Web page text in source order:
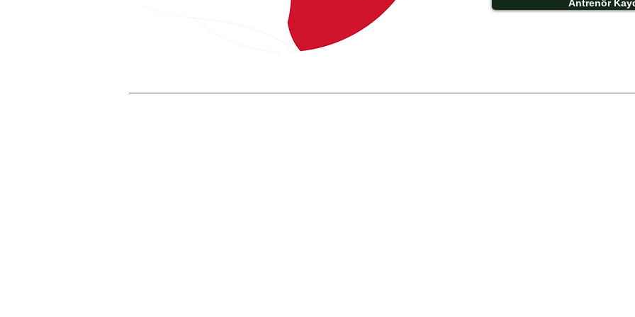
Antrenör